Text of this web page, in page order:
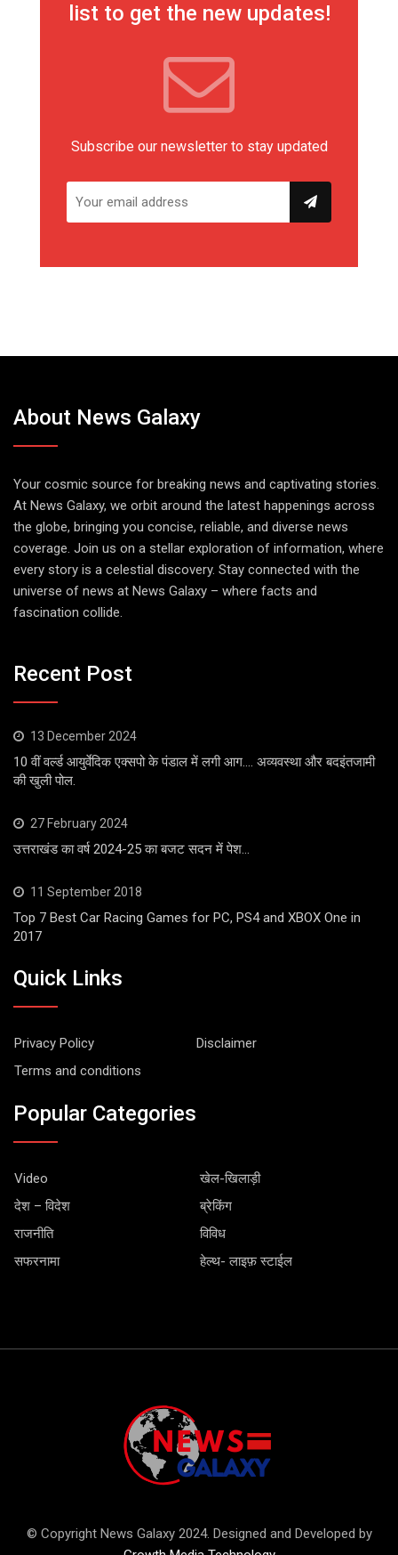
list to get the new updates!
Subscribe our newsletter to stay updated
About News Galaxy
Your cosmic source for breaking news and captivating stories.
At News Galaxy, we orbit around the latest happenings across
the globe, bringing you concise, reliable, and diverse news
coverage. Join us on a stellar exploration of information, where
every story is a celestial discovery. Stay connected with the
universe of news at News Galaxy – where facts and
fascination collide.
Recent Post
13 December 2024
10 वीं वर्ल्ड आयुर्वेदिक एक्सपो के पंडाल में लगी आग…. अव्यवस्था और बदइंतजामी
की खुली पोल.
27 February 2024
उत्तराखंड का वर्ष 2024-25 का बजट सदन में पेश…
11 September 2018
Top 7 Best Car Racing Games for PC, PS4 and XBOX One in
2017
Quick Links
Privacy Policy
Disclaimer
Terms and conditions
Popular Categories
Video
खेल-खिलाड़ी
देश – विदेश
ब्रेकिंग
राजनीति
विविध
सफरनामा
हेल्थ- लाइफ़ स्टाईल
© Copyright News Galaxy 2024. Designed and Developed by